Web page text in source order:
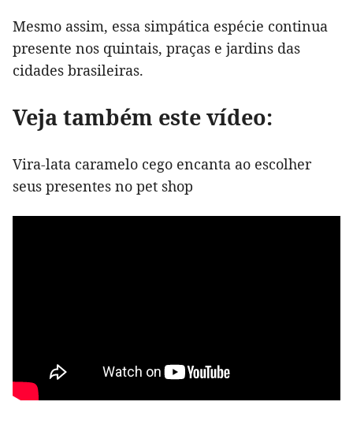
Mesmo assim, essa simpática espécie continua
presente nos quintais, praças e jardins das
cidades brasileiras.
Veja também este vídeo:
Vira-lata caramelo cego encanta ao escolher
seus presentes no pet shop